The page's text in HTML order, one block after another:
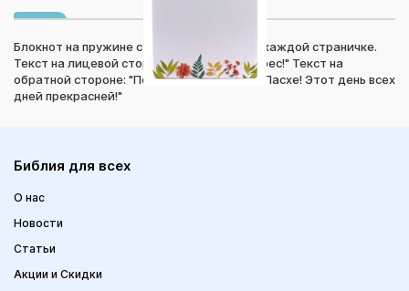
Блокнот на пружине с иллюстрациями на каждой страничке.
Текст на лицевой стороне: "Христос Воскрес!" Текст на
обратной стороне: "Пойте песни Светлой Пасхе! Этот день всех
дней прекрасней!"
Библия для всех
О нас
Новости
Статьи
Акции и Скидки